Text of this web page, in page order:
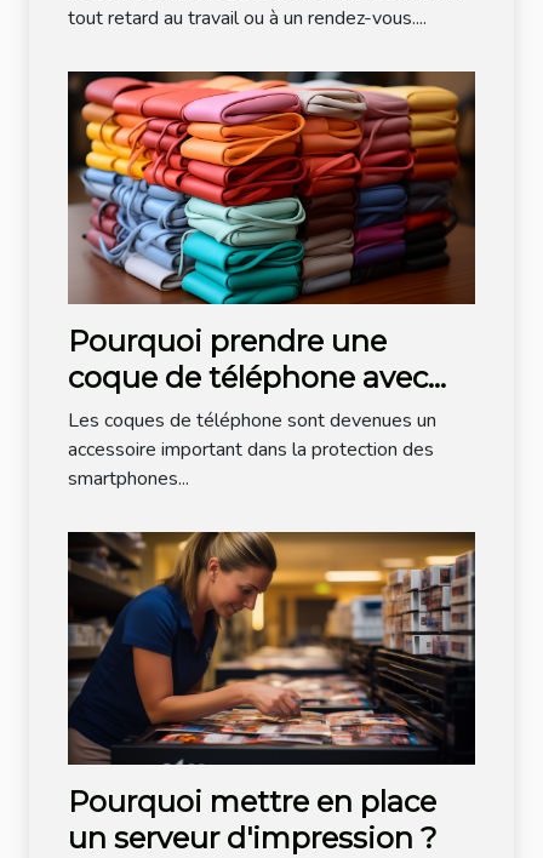
tout retard au travail ou à un rendez-vous....
Pourquoi prendre une
coque de téléphone avec
cordon ?
Les coques de téléphone sont devenues un
accessoire important dans la protection des
smartphones...
Pourquoi mettre en place
un serveur d'impression ?